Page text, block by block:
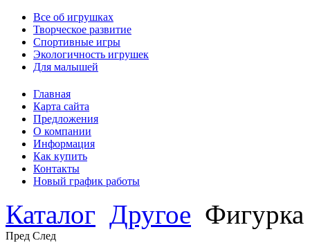
Все об игрушках
Творческое развитие
Спортивные игры
Экологичность игрушек
Для малышей
Главная
Карта сайта
Предложения
О компании
Информация
Как купить
Контакты
Новый график работы
Каталог Другое Фигурка
Пред След